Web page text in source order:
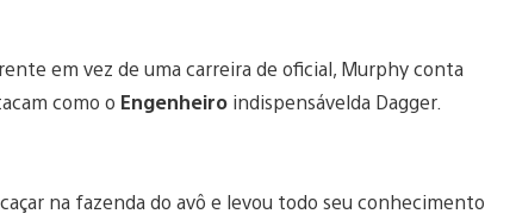
em vez de uma carreira de oficial, Murphy conta
como o Engenheiro indispensávelda Dagger.
caçar na fazenda do avô e levou todo seu conhecimento